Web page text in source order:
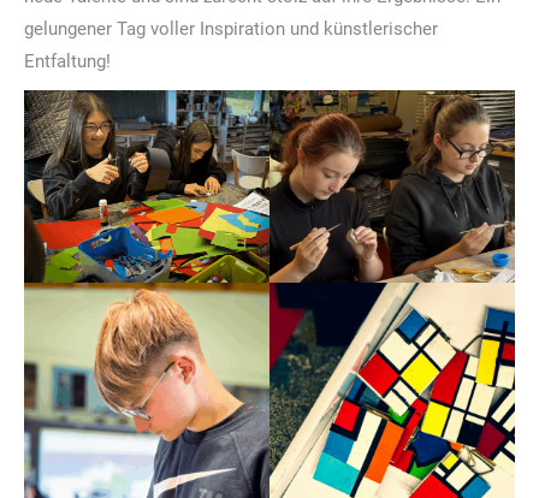
gelungener Tag voller Inspiration und künstlerischer
Entfaltung!